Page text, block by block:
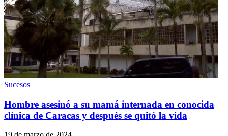
Sucesos
Hombre asesinó a su mamá internada en conocida
clínica de Caracas y después se quitó la vida